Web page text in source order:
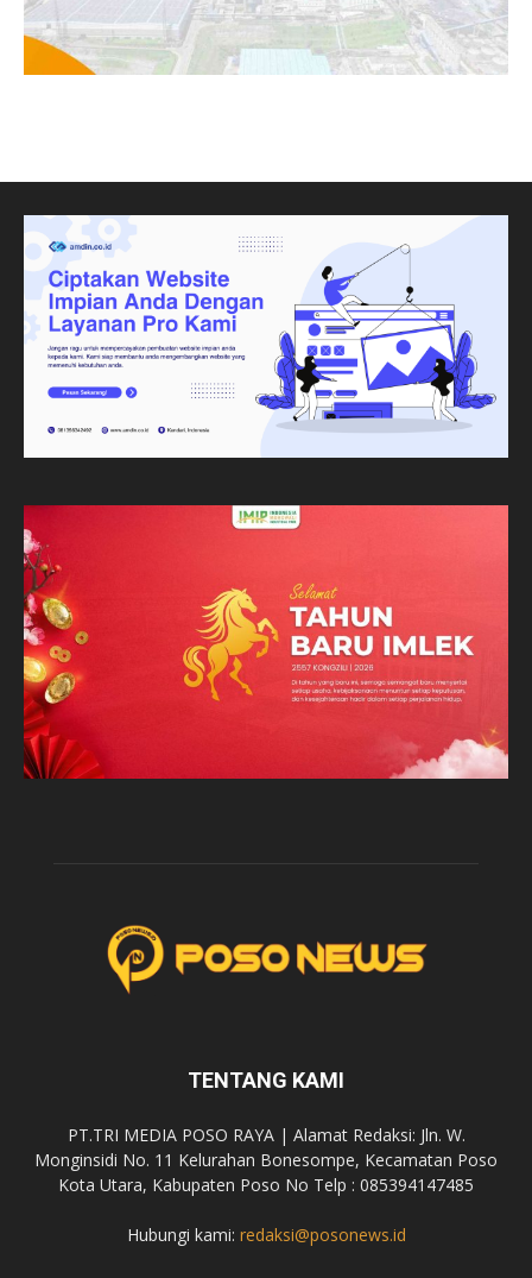
TENTANG KAMI
PT.TRI MEDIA POSO RAYA | Alamat Redaksi: Jln. W.
Monginsidi No. 11 Kelurahan Bonesompe, Kecamatan Poso
Kota Utara, Kabupaten Poso No Telp : 085394147485
Hubungi kami: redaksi@posonews.id